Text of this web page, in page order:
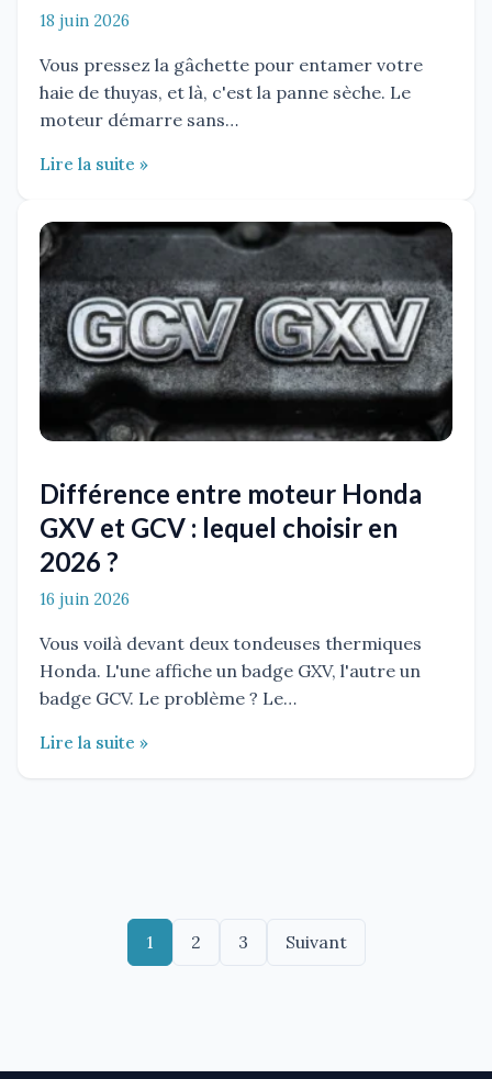
18 juin 2026
Vous pressez la gâchette pour entamer votre
haie de thuyas, et là, c'est la panne sèche. Le
moteur démarre sans…
Lire la suite »
Différence entre moteur Honda
GXV et GCV : lequel choisir en
2026 ?
16 juin 2026
Vous voilà devant deux tondeuses thermiques
Honda. L'une affiche un badge GXV, l'autre un
badge GCV. Le problème ? Le…
Lire la suite »
Pagination
1 2 3 Suivant